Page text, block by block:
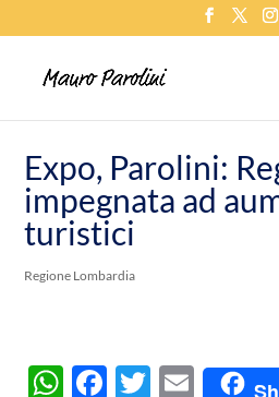
Expo, Parolini:
impegnata ad
turistici
Regione Lombardia
W F
T
E